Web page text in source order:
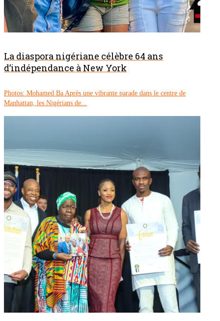
La diaspora nigériane célèbre 64 ans
d’indépendance à New York
Photos: Mohamed Ba Après une vibrante parade dans le centre de
Manhattan, les Nigérians de...